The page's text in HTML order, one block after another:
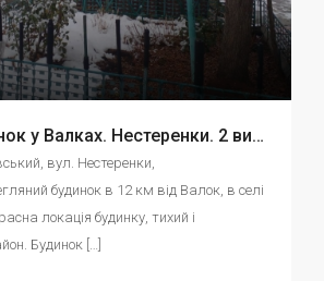
Продам будинок у Валках. Нестеренки. 2 види опалення. Ділянка 50 соток. id:5689389506
вул. Нестеренки,
будинок в 12 км від Валок, в селі
локація будинку, тихий і
Будинок […]